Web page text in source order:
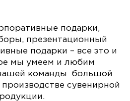
подарки,
презентационный
подарки – все это и
мы умеем и любим
команды большой
сувенирной